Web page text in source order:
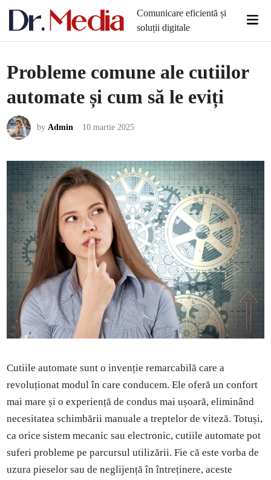
Comunicare eficientă și
soluții digitale
Probleme comune ale cutiilor
automate și cum să le eviți
byAdmin 10 martie 2025
Cutiile automate sunt o invenție remarcabilă care a
revoluționat modul în care conducem. Ele oferă un confort
mai mare și o experiență de condus mai ușoară, eliminând
necesitatea schimbării manuale a treptelor de viteză. Totuși,
ca orice sistem mecanic sau electronic, cutiile automate pot
suferi probleme pe parcursul utilizării. Fie că este vorba de
uzura pieselor sau de neglijență în întreținere, aceste